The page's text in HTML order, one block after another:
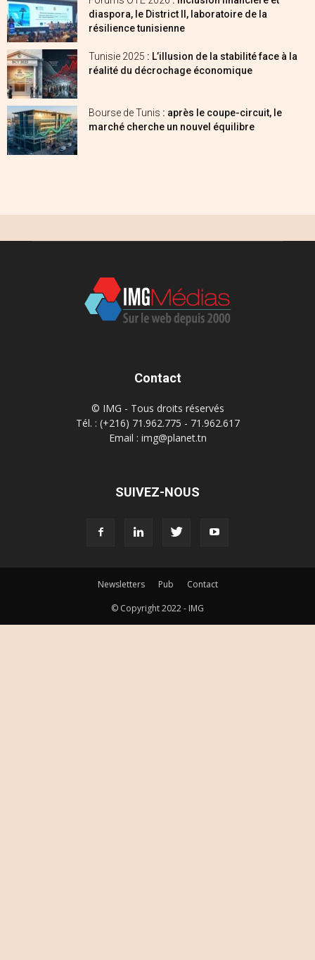
diaspora, le District II, laboratoire de la
résilience tunisienne
Tunisie 2025 : L’illusion de la stabilité face à la
réalité du décrochage économique
Bourse de Tunis : après le coupe-circuit, le
marché cherche un nouvel équilibre
Contact
© IMG - Tous droits réservés
Tél. : (+216) 71.962.775 - 71.962.617
Email : img@planet.tn
SUIVEZ-NOUS
Newsletters Pub
Contact
© Copyright 2022 - IMG